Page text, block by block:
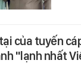
của tuyến
"lạnh nhất